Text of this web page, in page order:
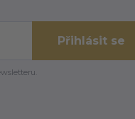
Přihlásit se